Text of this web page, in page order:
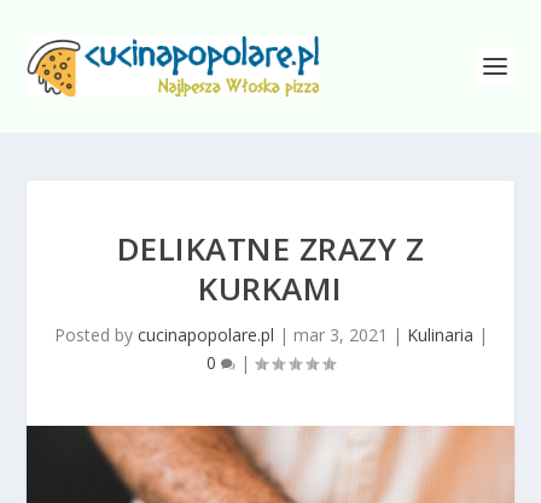
DELIKATNE ZRAZY Z
KURKAMI
Posted by cucinapopolare.pl | mar 3, 2021 | Kulinaria |
0
|